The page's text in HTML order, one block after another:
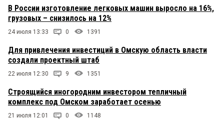
В России изготовление легковых машин выросло на 16%,
грузовых – снизилось на 12%
24 июля 13:33 0 1391
Для привлечения инвестиций в Омскую область власти
создали проектный штаб
22 июля 12:30 9 1351
Строящийся иногородним инвестором тепличный
комплекс под Омском заработает осенью
21 июля 12:01 0 1148